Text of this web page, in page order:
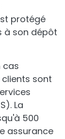
protégé
à son dépôt
cas
sont
La
500
assurance